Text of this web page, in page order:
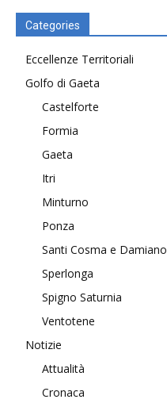
Categories
Eccellenze Territoriali
Golfo di Gaeta
Castelforte
Formia
Gaeta
Itri
Minturno
Ponza
Santi Cosma e Damiano
Sperlonga
Spigno Saturnia
Ventotene
Notizie
Attualità
Cronaca